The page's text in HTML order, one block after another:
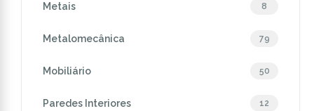
Metais 8
Metalomecânica 79
Mobiliário 50
Paredes Interiores 12